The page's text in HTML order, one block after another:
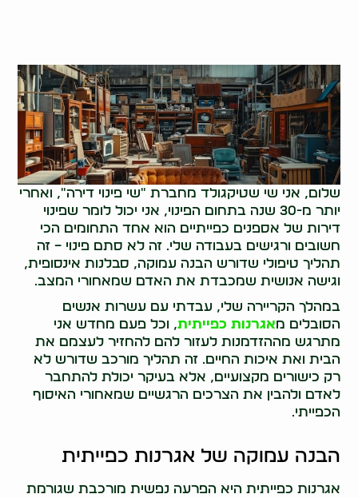
שלום, אני שי שטיקגולד מחברת "שי פינוי דירה", ואחרי
יותר מ-30 שנה בתחום הפינוי, אני יכול לומר שפינוי
דירות של אספנים כפייתיים הוא אחד התחומים הכי
חשובים ורגישים בעבודה שלי. זה לא סתם פינוי – זה
תהליך טיפולי שדורש הבנה עמוקה, סבלנות אינסופית,
וגישה אנושית שמכבדת את האדם שמאחורי המצב.
במהלך הקריירה שלי, עבדתי עם עשרות אנשים
הסובלים מאגרנות כפייתית, וכל פעם מחדש אני
מתרגש מההזדמנות לעזור להם להחזיר לעצמם את
הבית ואת איכות החיים. זה תהליך מורכב שדורש לא
רק כישורים מקצועיים, אלא בעיקר יכולת להתחבר
לאדם ולהבין את הצרכים הרגשיים שמאחורי האיסוף
הכפייתי.
הבנה עמוקה של אגרנות כפייתית
אגרנות כפייתית היא הפרעה נפשית מורכבת שגורמת